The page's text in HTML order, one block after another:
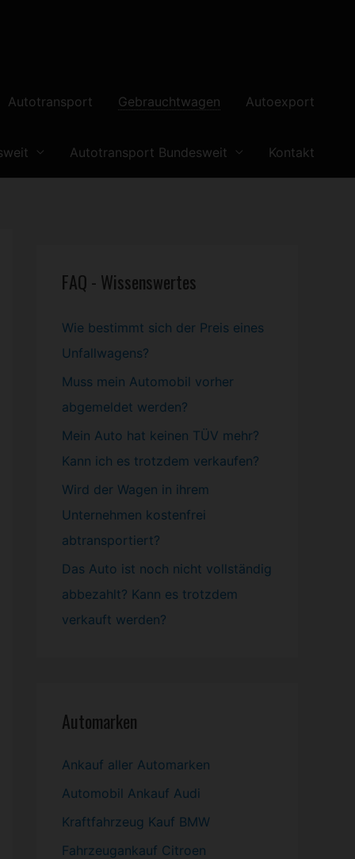
Autotransport Gebrauchtwagen Autoexport
Autotransport Bundesweit Kontakt
FAQ - Wissenswertes
Wie bestimmt sich der Preis eines
Unfallwagens?
Muss mein Automobil vorher
abgemeldet werden?
Mein Auto hat keinen TÜV mehr?
Kann ich es trotzdem verkaufen?
Wird der Wagen in ihrem
Unternehmen kostenfrei
abtransportiert?
Das Auto ist noch nicht vollständig
abbezahlt? Kann es trotzdem
verkauft werden?
Automarken
Ankauf aller Automarken
Automobil Ankauf Audi
Kraftfahrzeug Kauf BMW
Fahrzeugankauf Citroen